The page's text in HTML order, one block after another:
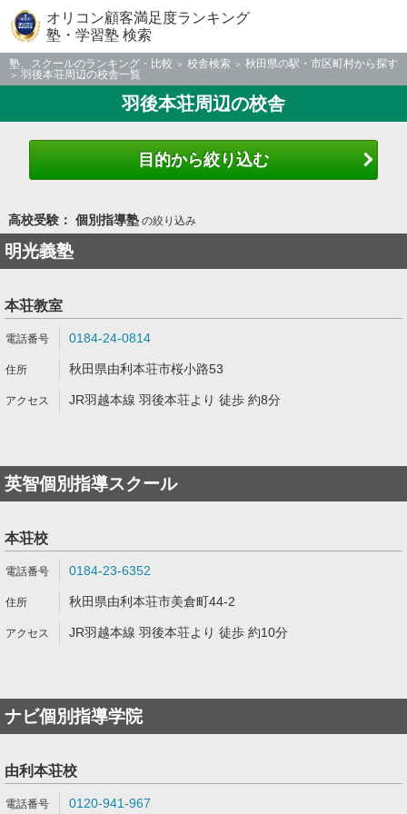
オリコン顧客満足度ランキング
塾・学習塾 検索
塾、スクールのランキング・比較 校舎検索
秋田県の駅・市区町村から探す
羽後本荘周辺の校舎一覧
羽後本荘周辺の校舎
目的から絞り込む
高校受験： 個別指導塾の絞り込み
明光義塾
本荘教室
0184-24-0814
秋田県由利本荘市桜小路53
JR羽越本線 羽後本荘より 徒歩 約8分
英智個別指導スクール
本荘校
0184-23-6352
秋田県由利本荘市美倉町44-2
JR羽越本線 羽後本荘より 徒歩 約10分
ナビ個別指導学院
由利本荘校
0120-941-967